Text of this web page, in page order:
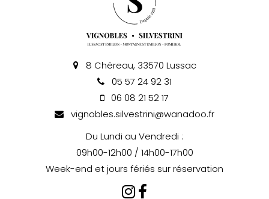
8 Chéreau, 33570 Lussac
05 57 24 92 31
06 08 21 52 17
vignobles.silvestrini@wanadoo.fr
Du Lundi au Vendredi :
09h00-12h00 / 14h00-17h00
Week-end et jours fériés sur réservation